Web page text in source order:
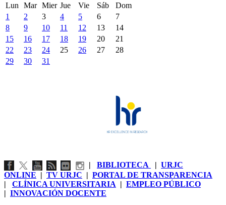
Lun
Mar Mier Jue Vie Sáb
Dom
1
2 3 4 5 6
7
8
9 10 11 12 13
14
15
16 17 18 19 20
21
22
23 24 25 26 27
28
29
30 31
| BIBLIOTECA | URJC
ONLINE | TV URJC | PORTAL DE TRANSPARENCIA
| CLÍNICA UNIVERSITARIA | EMPLEO PÚBLICO
| INNOVACIÓN DOCENTE